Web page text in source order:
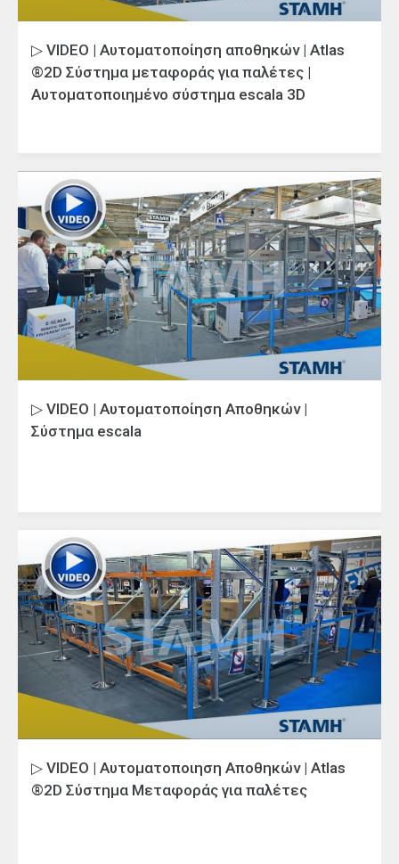
▷ VIDEO | Αυτοματοποίηση αποθηκών | Atlas
®2D Σύστημα μεταφοράς για παλέτες |
Αυτοματοποιημένο σύστημα escala 3D
▷ VIDEO | Αυτοματοποίηση Αποθηκών |
Σύστημα escala
▷ VIDEO | Αυτοματοποιηση Αποθηκών | Atlas
®2D Σύστημα Μεταφοράς για παλέτες